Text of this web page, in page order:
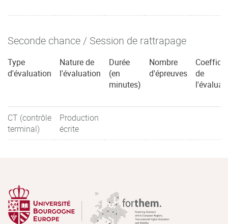
Seconde chance / Session de rattrapage
Type
d'évaluation
Nature de
l'évaluation
Durée
(en
minutes)
Nombre
d'épreuves
de
CT (contrôle
terminal)
Production
écrite